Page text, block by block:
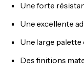
Une forte
Une excellente
Une large
Des finitions